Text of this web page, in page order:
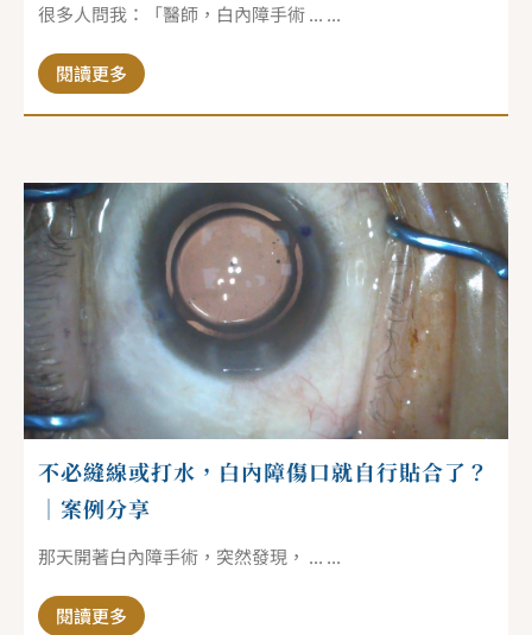
很多人問我：「醫師，白內障手術 ... ...
閱讀更多
不必縫線或打水，白內障傷口就自行貼合了？
｜案例分享
那天開著白內障手術，突然發現， ... ...
閱讀更多